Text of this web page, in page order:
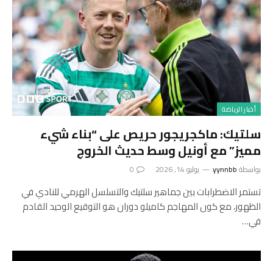
أخبار الرياضة
سلتيك: ماكجريجور حريص على “بناء شيء
مميز” مع أونيل وسط حديث الخروج
بواسطةyynnbb يوليو 14, 2026 0
تستمر الاضطرابات بين جماهير سلتيك والتسلسل الهرمي للنادي في
الظهور، مع كون المهاجم كاميلو دوران هو التوقيع الوحيد القادم
في…